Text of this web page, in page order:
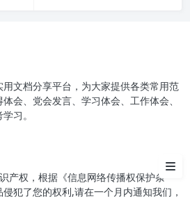
理论与实践：将指示精神转化为
行动
文档分享平台，为大家提供各类常用范
会、党会发言、学习体会、工作体会、
习。
产权，根据《信息网络传播权保护条
犯了您的权利,请在一个月内通知我们，